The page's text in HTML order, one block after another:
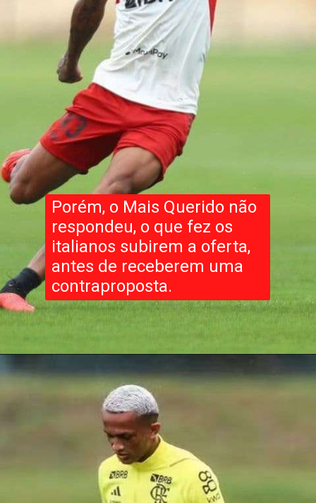
Porém, o Mais Querido não
respondeu, o que fez os
italianos subirem a oferta,
antes de receberem uma
contraproposta.